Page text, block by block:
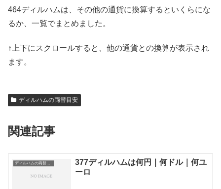
464ディルハムは、その他の通貨に換算するといくらにな
るか、一覧でまとめました。
↑上下にスクロールすると、他の通貨との換算が表示され
ます。
ディルハムの両替目安
関連記事
ディルハムの両替目安
377ディルハムは何円｜何ドル｜何ユ
ーロ